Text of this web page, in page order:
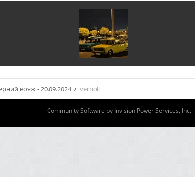
вояж - 20.09.2024 verhoil
Community Software by Invision Power Services, Inc.